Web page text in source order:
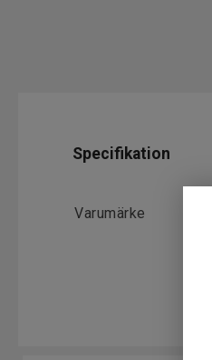
Specifikation
Varumärke